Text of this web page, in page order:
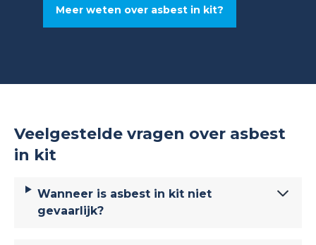
Meer weten over asbest in kit?
Veelgestelde vragen over asbest
in kit
Wanneer is asbest in kit niet
gevaarlijk?